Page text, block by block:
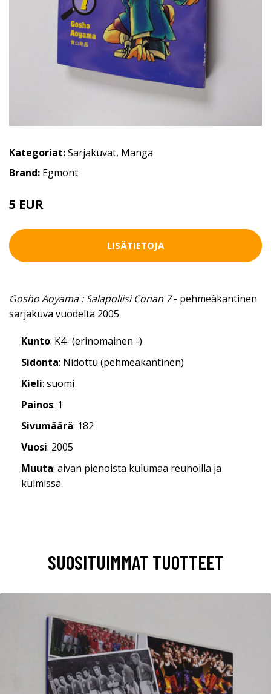
Kategoriat:Sarjakuvat, Manga
Brand: Egmont
5 EUR
LISÄTIETOJA
Gosho Aoyama : Salapoliisi Conan 7- pehmeäkantinen
sarjakuva vuodelta 2005
Kunto: K4- (erinomainen -)
Sidonta: Nidottu (pehmeäkantinen)
Kieli: suomi
Painos: 1
Sivumäärä: 182
Vuosi: 2005
Muuta: aivan pienoista kulumaa reunoilla ja
kulmissa
SUOSITUIMMAT TUOTTEET